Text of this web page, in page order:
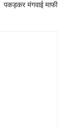
पकड़कर मंगवाई माफी